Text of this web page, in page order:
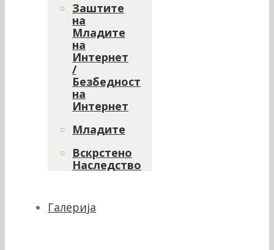
Заштите
на
Младите
на
Интернет
/
Безбедност
на
Интернет
Младите
Вскрстено
Наследство
Галерија